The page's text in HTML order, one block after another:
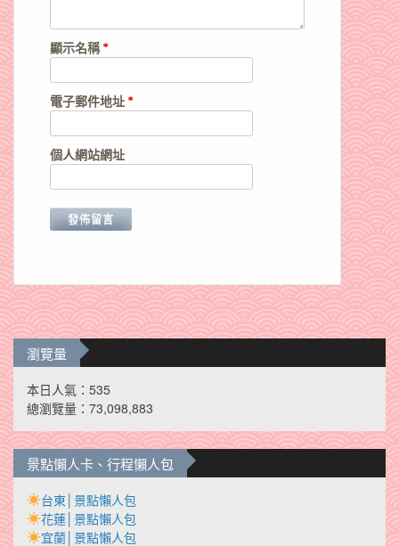
顯示名稱*
電子郵件地址 *
個人網站網址
瀏覽量
本日人氣：535
總瀏覽量：73,098,883
景點懶人卡、行程懶人包
台東│景點懶人包
花蓮│景點懶人包
宜蘭│景點懶人包